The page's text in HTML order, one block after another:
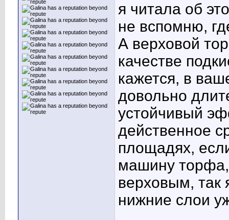
я читала об
не вспомню,
А верховой
качестве
кажется, в
довольно
устойчивый
действенное
площадях,
машину
верховым, так
нижние слои